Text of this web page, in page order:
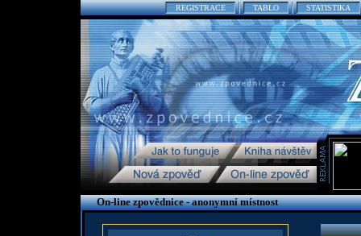
REGISTRACE TABLO STATISTIKA
On-line zpovědnice - anonymní místnost